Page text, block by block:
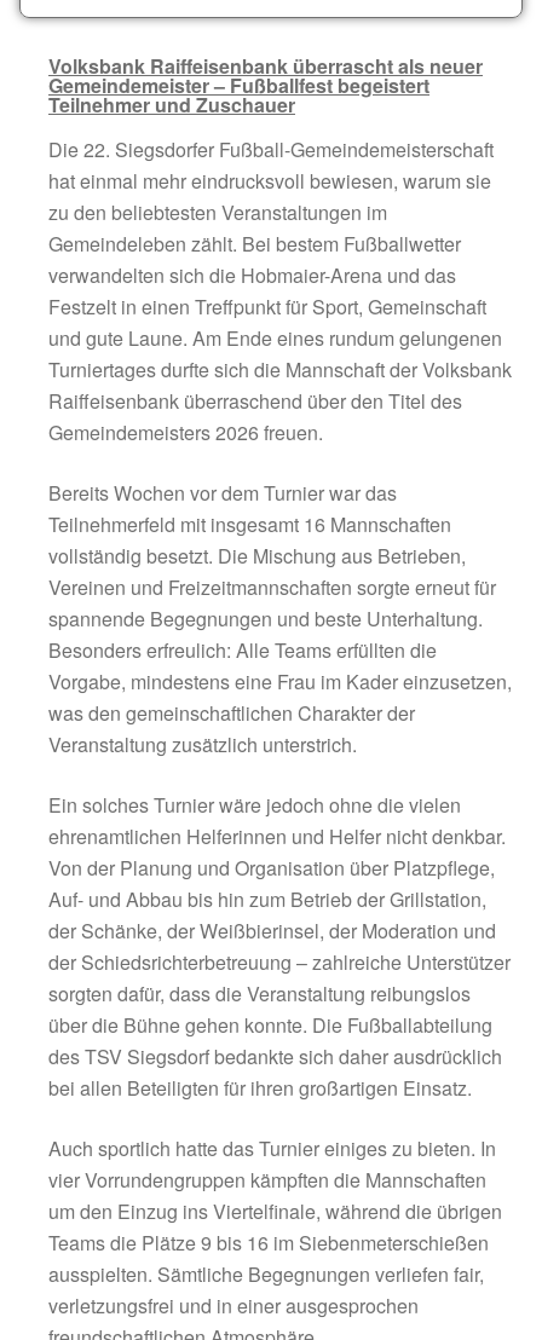
Markus Germann
Schriftführer & Pressewart
17.06.2026
Volksbank Raiffeisenbank überrascht als
Gemeindemeister – Fußballfest begeistert
Teilnehmer und Zuschauer
Die 22. Siegsdorfer Fußball-
zu den beliebtesten Veranstaltungen im
Gemeindeleben zählt. Bei bestem
verwandelten sich die Hobmaier-Arena und
Festzelt in einen Treffpunkt für Sport,
und gute Laune. Am Ende eines rundum
Turniertages durfte sich die Mannschaft der
Raiffeisenbank überraschend über den Titel
Bereits Wochen vor dem Turnier war das
Teilnehmerfeld mit insgesamt 16
vollständig besetzt. Die Mischung aus
Vereinen und Freizeitmannschaften sorgte
spannende Begegnungen und beste
Besonders erfreulich: Alle Teams erfüllten
Vorgabe, mindestens eine Frau im Kader
was den gemeinschaftlichen Charakter der
Veranstaltung zusätzlich unterstrich.
Ein solches Turnier wäre jedoch ohne die
ehrenamtlichen Helferinnen und Helfer nicht
Von der Planung und Organisation über